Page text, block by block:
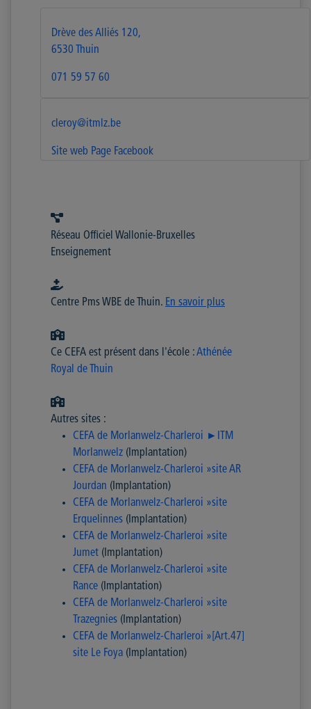
Drève des Alliés 120,
6530 Thuin
071 59 57 60
cleroy@itmlz.be
Site web Page Facebook
Réseau Officiel Wallonie-Bruxelles
Enseignement
Centre Pms WBE de Thuin. En savoir plus
Ce CEFA est présent dans l'école :Athénée
Royal de Thuin
Autres sites :
CEFA de Morlanwelz-Charleroi ►ITM
Morlanwelz (Implantation)
CEFA de Morlanwelz-Charleroi »site AR
Jourdan (Implantation)
CEFA de Morlanwelz-Charleroi »site
Erquelinnes (Implantation)
CEFA de Morlanwelz-Charleroi »site
Jumet (Implantation)
CEFA de Morlanwelz-Charleroi »site
Rance (Implantation)
CEFA de Morlanwelz-Charleroi »site
Trazegnies (Implantation)
CEFA de Morlanwelz-Charleroi »[Art.47]
site Le Foya (Implantation)